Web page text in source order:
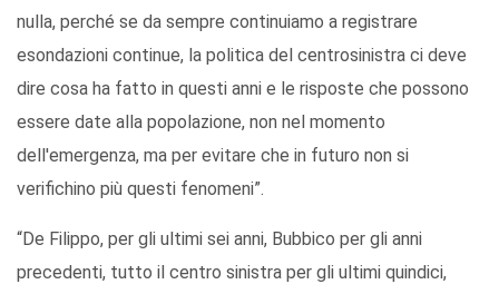
nulla, perché se da sempre continuiamo a registrare
esondazioni continue, la politica del centrosinistra ci deve
dire cosa ha fatto in questi anni e le risposte che possono
essere date alla popolazione, non nel momento
dell'emergenza, ma per evitare che in futuro non si
verifichino più questi fenomeni”.
“De Filippo, per gli ultimi sei anni, Bubbico per gli anni
precedenti, tutto il centro sinistra per gli ultimi quindici,